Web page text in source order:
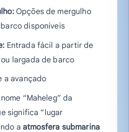
Opções de mergulho
disponíveis
Entrada fácil a partir de
largada de barco
a avançado
“Maheleg” da
significa “lugar
aatmosfera submarina